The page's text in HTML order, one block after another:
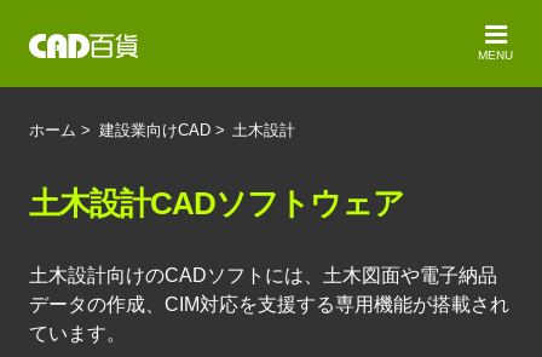
MENU
ホーム > 建設業向けCAD > 土木設計
土木設計CADソフトウェア
土木設計向けのCADソフトには、土木図面や電子納品
データの作成、CIM対応を支援する専用機能が搭載され
ています。